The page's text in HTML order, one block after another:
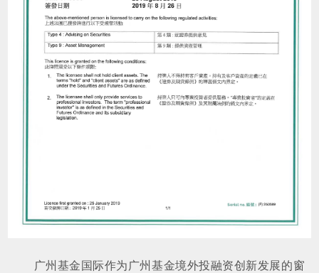
广州基金国际作为广州基金境外投融资创新发展的窗